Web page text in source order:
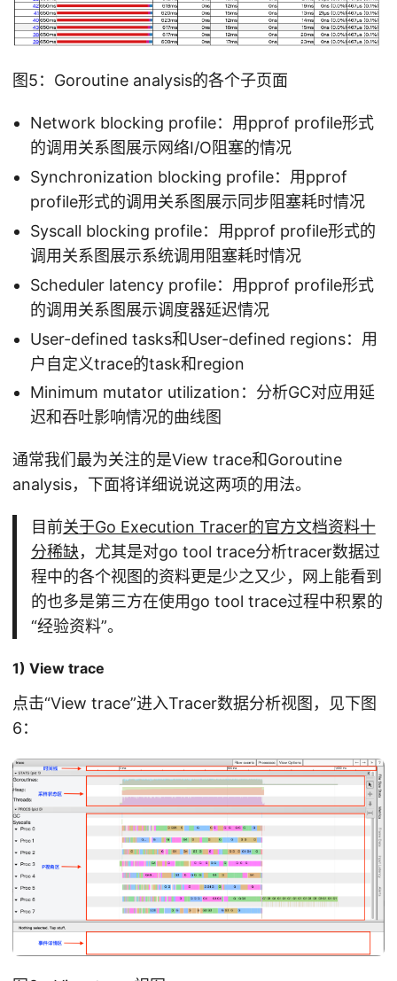
图5：Goroutine analysis的各个子页面
Network blocking profile：用pprof profile形式
的调用关系图展示网络I/O阻塞的情况
Synchronization blocking profile：用pprof
profile形式的调用关系图展示同步阻塞耗时情况
Syscall blocking profile：用pprof profile形式的
调用关系图展示系统调用阻塞耗时情况
Scheduler latency profile：用pprof profile形式
的调用关系图展示调度器延迟情况
User-defined tasks和User-defined regions：用
户自定义trace的task和region
Minimum mutator utilization：分析GC对应用延
迟和吞吐影响情况的曲线图
通常我们最为关注的是View trace和Goroutine
analysis，下面将详细说说这两项的用法。
目前关于Go Execution Tracer的官方文档资料十
分稀缺，尤其是对go tool trace分析tracer数据过
程中的各个视图的资料更是少之又少，网上能看到
的也多是第三方在使用go tool trace过程中积累的
“经验资料”。
1) View trace
点击“View trace”进入Tracer数据分析视图，见下图
6：